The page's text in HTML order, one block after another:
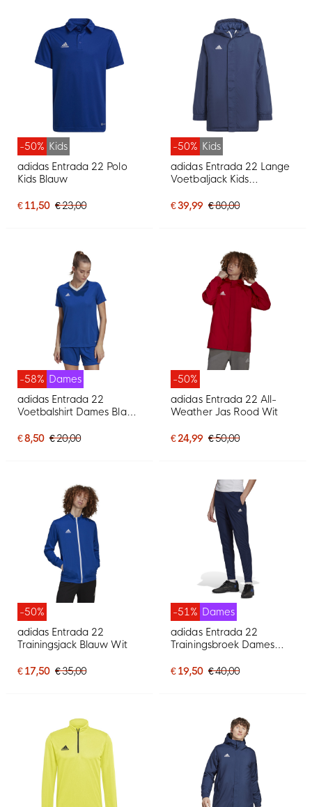
-50% Kids
adidas Entrada 22 Polo
Kids Blauw
€ 11,50 € 23,00
-50% Kids
adidas Entrada 22 Lange
Voetbaljack Kids
€ 39,99 € 80,00
-58% Dames
adidas Entrada 22
Voetbalshirt Dames Blauw
€ 8,50 € 20,00
-50%
adidas Entrada 22 All-
Weather Jas Rood Wit
€ 24,99 € 50,00
-50%
adidas Entrada 22
Trainingsjack Blauw Wit
€ 17,50 € 35,00
-51% Dames
adidas Entrada 22
Trainingsbroek Dames
€ 19,50 € 40,00